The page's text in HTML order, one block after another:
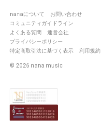
nanaについて
お問い合わせ
コミュニティガイドライン
よくある質問
運営会社
プライバシーポリシー
特定商取引法に基づく表示
利用規約
© 2026 nana music